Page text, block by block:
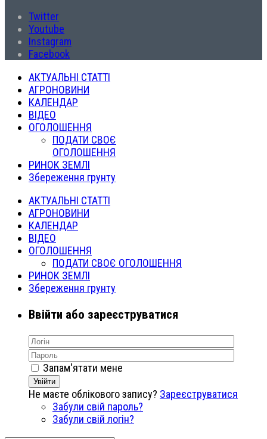
Twitter
Youtube
Instagram
Facebook
АКТУАЛЬНІ СТАТТІ
АГРОНОВИНИ
КАЛЕНДАР
ВІДЕО
ОГОЛОШЕННЯ
ПОДАТИ СВОЄ
ОГОЛОШЕННЯ
РИНОК ЗЕМЛІ
Збереження грунту
АКТУАЛЬНІ СТАТТІ
АГРОНОВИНИ
КАЛЕНДАР
ВІДЕО
ОГОЛОШЕННЯ
ПОДАТИ СВОЄ ОГОЛОШЕННЯ
РИНОК ЗЕМЛІ
Збереження грунту
Ввійти або зареєструватися
Запам'ятати мене
Увійти
Не маєте облікового запису? Зареєструватися
Забули свій пароль?
Забули свій логін?